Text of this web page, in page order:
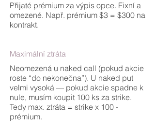
Přijaté prémium za výpis opce. Fixní a
omezené. Např. prémium $3 = $300 na
kontrakt.
Maximální ztráta
Neomezená u naked call (pokud akcie
roste “do nekonečna”). U naked put
velmi vysoká — pokud akcie spadne k
nule, musím koupit 100 ks za strike.
Tedy max. ztráta = strike x 100 -
prémium.